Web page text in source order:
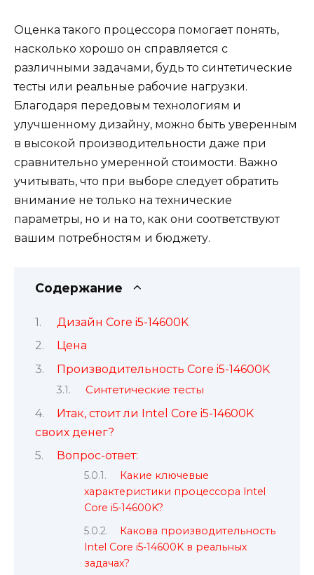
Оценка такого процессора помогает понять,
насколько хорошо он справляется с
различными задачами, будь то синтетические
тесты или реальные рабочие нагрузки.
Благодаря передовым технологиям и
улучшенному дизайну, можно быть уверенным
в высокой производительности даже при
сравнительно умеренной стоимости. Важно
учитывать, что при выборе следует обратить
внимание не только на технические
параметры, но и на то, как они соответствуют
вашим потребностям и бюджету.
Содержание
Дизайн Core i5-14600K
Цена
Производительность Core i5-14600K
Синтетические тесты
Итак, стоит ли Intel Core i5-14600K
своих денег?
Вопрос-ответ:
Какие ключевые
характеристики процессора Intel
Core i5-14600K?
Какова производительность
Intel Core i5-14600K в реальных
задачах?